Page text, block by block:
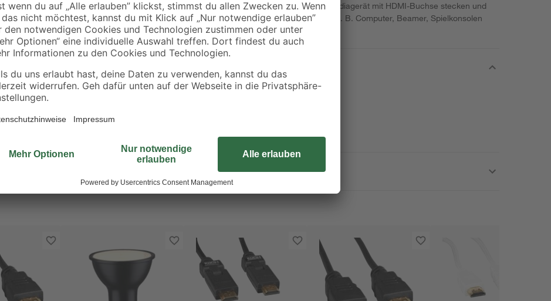
wieder. Die Stecker lassen sich in jedes Multimediagerät mit HDMI-Buchse stecken und
mit dem Fernseher verbinden. Darunter zählen z. B. Computer, Beamer, Spielkonsolen
oder Receiver.
hier.